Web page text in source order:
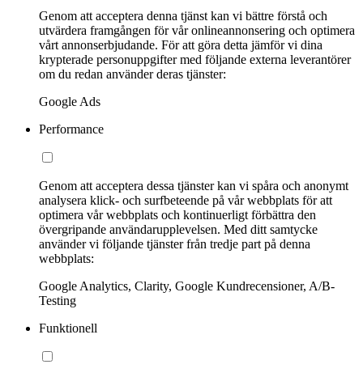
Genom att acceptera denna tjänst kan vi bättre förstå och
utvärdera framgången för vår onlineannonsering och optimera
vårt annonserbjudande. För att göra detta jämför vi dina
krypterade personuppgifter med följande externa leverantörer
om du redan använder deras tjänster:
Google Ads
Performance
Genom att acceptera dessa tjänster kan vi spåra och anonymt
analysera klick- och surfbeteende på vår webbplats för att
optimera vår webbplats och kontinuerligt förbättra den
övergripande användarupplevelsen. Med ditt samtycke
använder vi följande tjänster från tredje part på denna
webbplats:
Google Analytics, Clarity, Google Kundrecensioner, A/B-
Testing
Funktionell